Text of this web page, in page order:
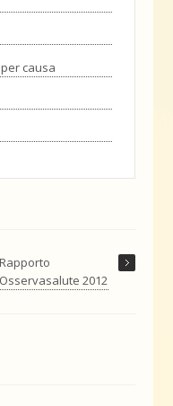
causa
Rapporto
Osservasalute 2012